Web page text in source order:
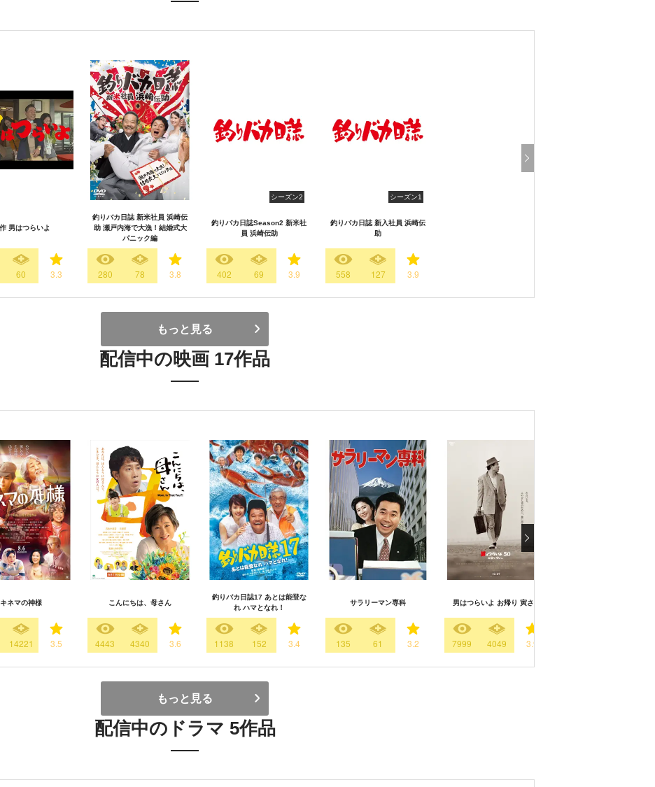
男はつらいよ
60 3.3
釣りバカ日誌 新米社員 浜崎伝
助 瀬戸内海で大漁！結婚式大
パニック編
280 78 3.8
シーズン2
釣りバカ日誌Season2 新米社
員 浜崎伝助
402 69 3.9
シーズン1
釣りバカ日誌 新入社員 浜崎伝
助
558 127 3.9
もっと見る
配信中の映画 17作品
キネマの神様
14221 3.5
こんにちは、母さん
4443 4340 3.6
釣りバカ日誌17 あとは能登な
れ ハマとなれ！
1138 152 3.4
サラリーマン専科
135 61 3.2
男はつらいよ お帰り 寅さん
7999 4049 3.9
もっと見る
配信中のドラマ 5作品